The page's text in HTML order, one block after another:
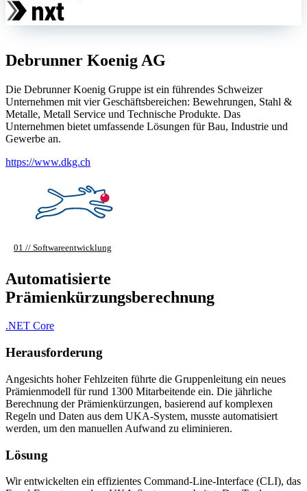
Debrunner Koenig AG
Die Debrunner Koenig Gruppe ist ein führendes Schweizer
Unternehmen mit vier Geschäftsbereichen: Bewehrungen, Stahl &
Metalle, Metall Service und Technische Produkte. Das
Unternehmen bietet umfassende Lösungen für Bau, Industrie und
Gewerbe an.
https://www.dkg.ch
01 // Softwareentwicklung
Automatisierte
Prämienkürzungsberechnung
.NET Core
Herausforderung
Angesichts hoher Fehlzeiten führte die Gruppenleitung ein neues
Prämienmodell für rund 1300 Mitarbeitende ein. Die jährliche
Berechnung der Prämienkürzungen, basierend auf komplexen
Regeln und Daten aus dem UKA-System, musste automatisiert
werden, um den manuellen Aufwand zu eliminieren.
Lösung
Wir entwickelten ein effizientes Command-Line-Interface (CLI), das